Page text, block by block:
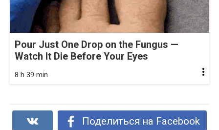
Pour Just One Drop on the Fungus —
Watch It Die Before Your Eyes
8 h 39 min
Поделиться на Facebook